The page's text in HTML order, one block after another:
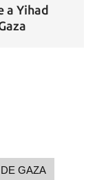
a Yihad
GAZA